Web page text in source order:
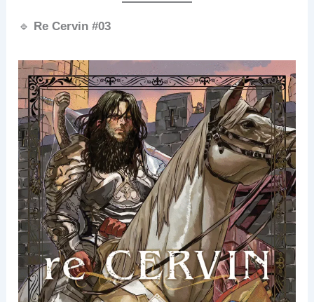
🔹 Re Cervin #03